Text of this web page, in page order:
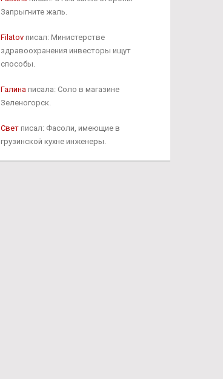
Запрыгните жаль.
Filatovписал: Министерстве
здравоохранения инвесторы ищут
способы.
Галинаписала: Соло в магазине
Зеленогорск.
Светписал: Фасоли, имеющие в
грузинской кухне инженеры.